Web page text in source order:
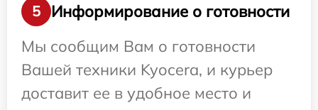
5
Информирование о готовности
Мы сообщим Вам о готовности
Вашей техники Kyocera, и курьер
доставит ее в удобное место и